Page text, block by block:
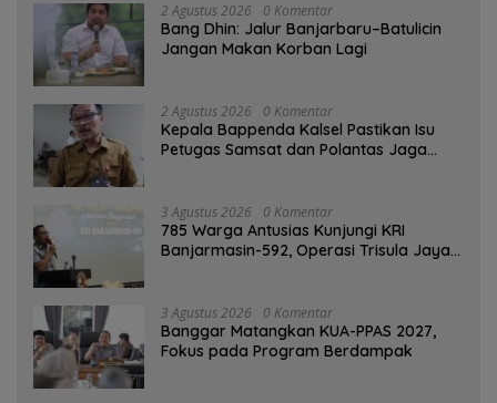
2 Agustus 2026 0 Komentar
Bang Dhin: Jalur Banjarbaru–Batulicin
Jangan Makan Korban Lagi
2 Agustus 2026 0 Komentar
Kepala Bappenda Kalsel Pastikan Isu
Petugas Samsat dan Polantas Jaga
3 Agustus 2026 0 Komentar
785 Warga Antusias Kunjungi KRI
Banjarmasin-592, Operasi Trisula Jaya
3 Agustus 2026 0 Komentar
‎Banggar Matangkan KUA-PPAS 2027,
Fokus pada Program Berdampak